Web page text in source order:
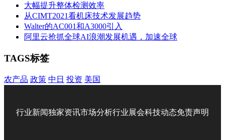
大幅提升整体检测效率
从CIMT2021看机床技术发展趋势
Walter的AC001和A3000引入
阿里云抢抓全球AI浪潮发展机遇，加速全球
TAGS标签
农产品 政策 中日 投资 美国
行业新闻独家资讯市场分析行业展会科技动态免责声明